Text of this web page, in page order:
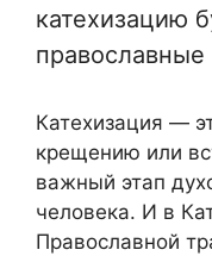
катехизацию
православные
Катехизация —
крещению или
важный этап
человека. И в
Православной